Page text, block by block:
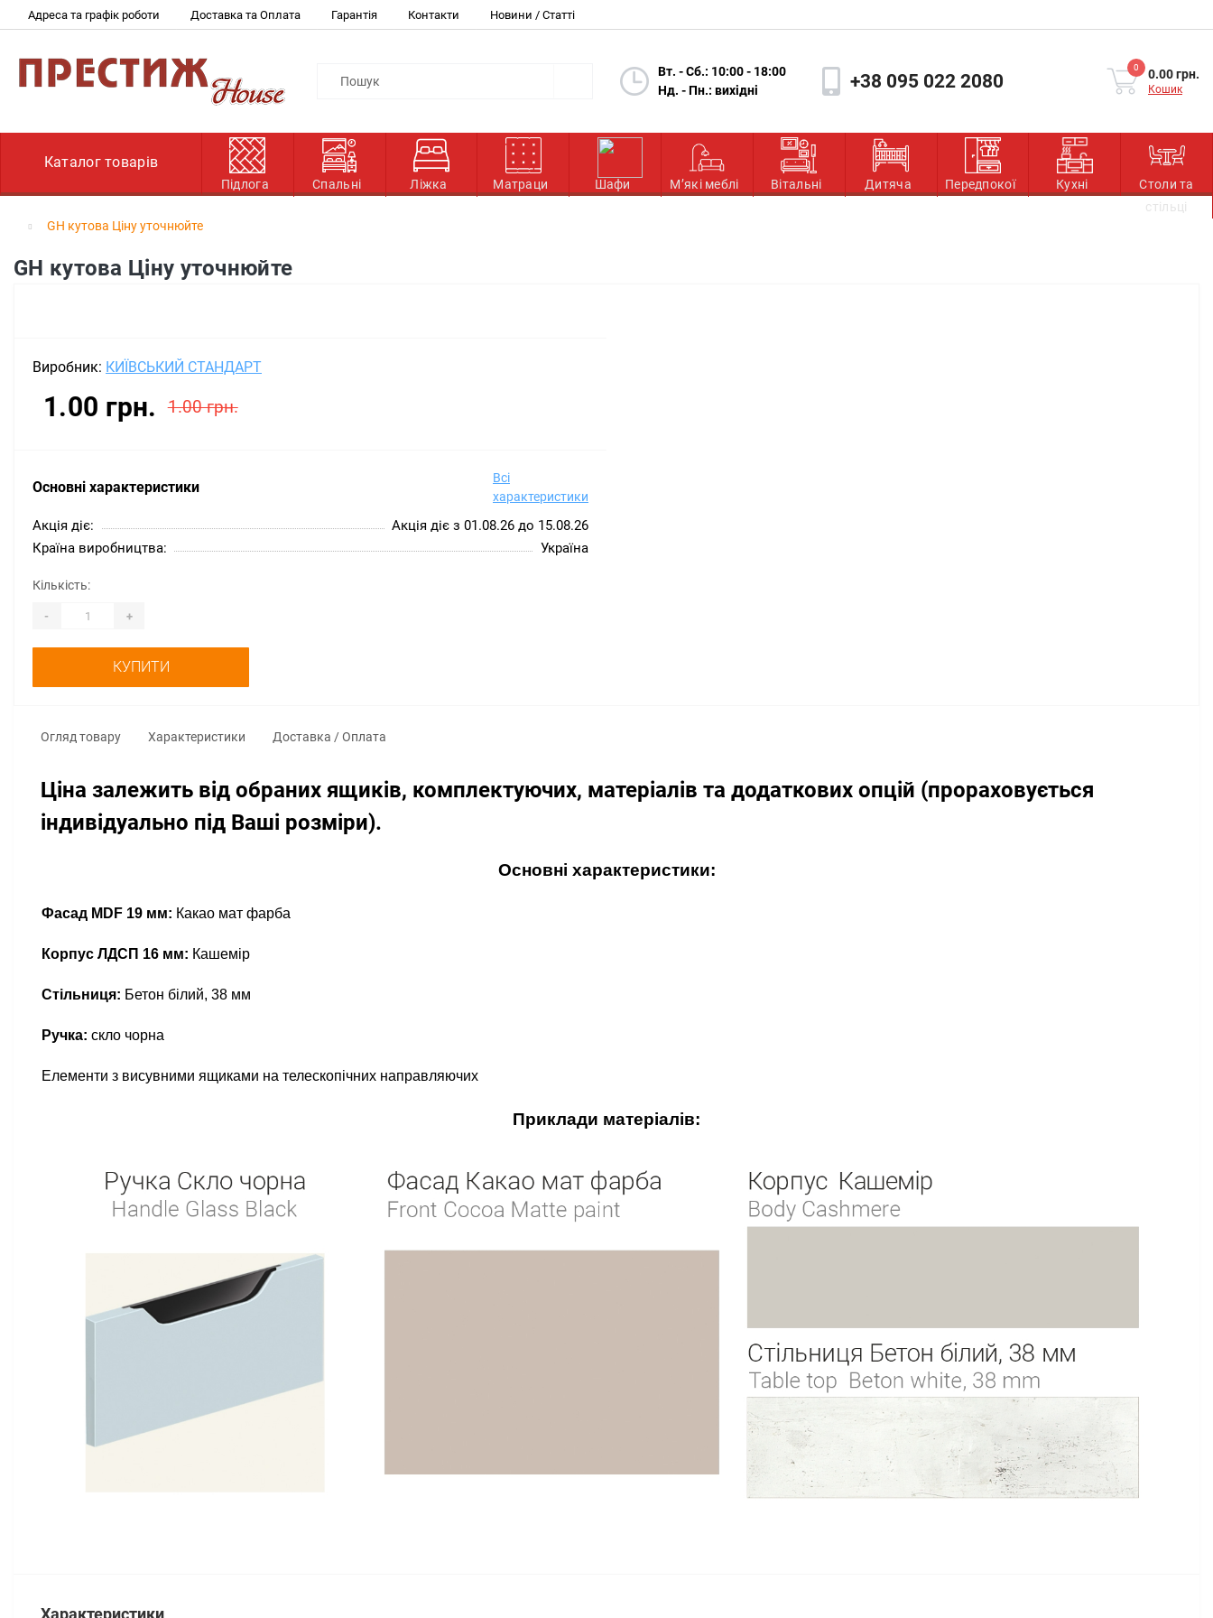
Адреса та графік роботи Доставка та Оплата Гарантія Контакти Новини / Статті
Вт. - Сб.: 10:00 - 18:00
Нд. - Пн.: вихідні
+38 095 022 2080
0 0.00 грн.
Кошик
Каталог товарів
Підлога Спальні Ліжка Матраци Шафи М’які меблі Вітальні Дитяча Передпокої Кухні
Столи та
стільці
GH кутова Ціну уточнюйте
GH кутова Ціну уточнюйте
Виробник: КИЇВСЬКИЙ СТАНДАРТ
1.00 грн. 1.00 грн.
Основні характеристики
Всі
характеристики
Акція діє:
Акція діє з 01.08.26 до 15.08.26
Країна виробництва:
Україна
Кількість:
- +
КУПИТИ
Огляд товару Характеристики Доставка / Оплата
Ціна залежить від обраних ящиків, комплектуючих, матеріалів та додаткових опцій (прораховується
індивідуально під Ваші розміри).
Основні характеристики:
Фасад MDF 19 мм: Какао мат фарба
Корпус ЛДСП 16 мм: Кашемір
Стільниця: Бетон білий, 38 мм
Ручка: скло чорна
Елементи з висувними ящиками на телескопічних направляючих
Приклади матеріалів: